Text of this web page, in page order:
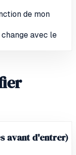
de mon
avec le
avant d'entrer)